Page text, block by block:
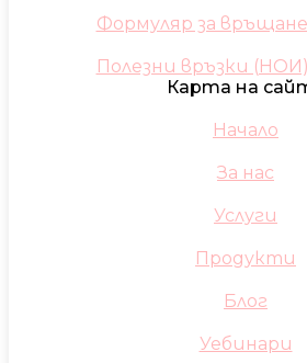
Формуляр за
Полезни връзки
Карта на
Начало
За нас
Услуги
Продукти
Блог
Уебинари